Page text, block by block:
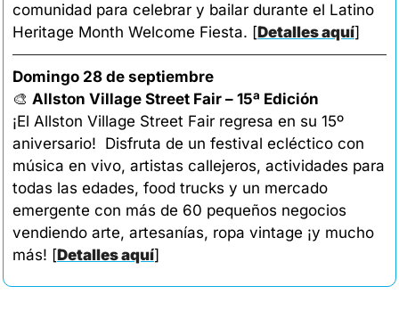
comunidad para celebrar y bailar durante el Latino
Heritage Month Welcome Fiesta. [Detalles aquí]
Domingo 28 de septiembre
🎨 Allston Village Street Fair – 15ª Edición
¡El Allston Village Street Fair regresa en su 15º
aniversario!  Disfruta de un festival ecléctico con
música en vivo, artistas callejeros, actividades para
todas las edades, food trucks y un mercado
emergente con más de 60 pequeños negocios
vendiendo arte, artesanías, ropa vintage ¡y mucho
más! [Detalles aquí]